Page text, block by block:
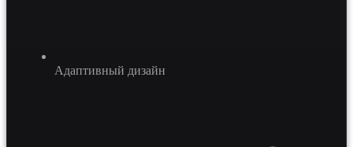
Адаптивный дизайн